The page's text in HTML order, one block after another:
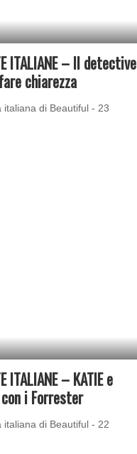
ITALIANE – Il detective
chiarezza
di Beautiful - 23
ITALIANE – KATIE e
i Forrester
di Beautiful - 22